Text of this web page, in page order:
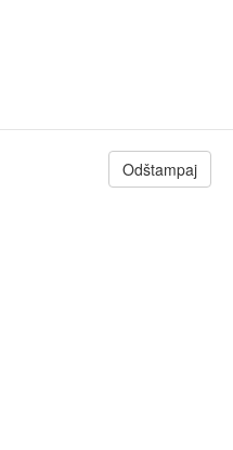
Odštampaj